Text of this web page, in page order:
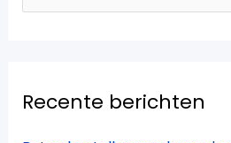
n
Recente berichten